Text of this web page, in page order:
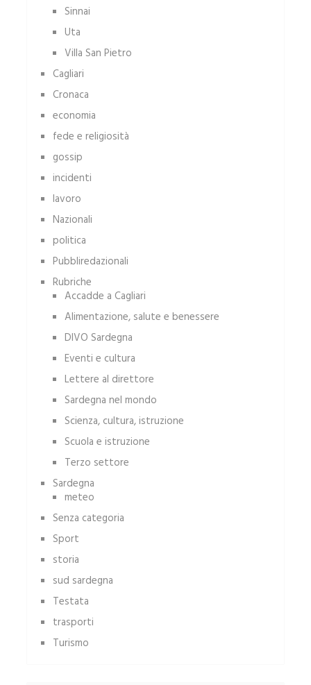
Sinnai
Uta
Villa San Pietro
Cagliari
Cronaca
economia
fede e religiosità
gossip
incidenti
lavoro
Nazionali
politica
Pubbliredazionali
Rubriche
Accadde a Cagliari
Alimentazione, salute e benessere
DIVO Sardegna
Eventi e cultura
Lettere al direttore
Sardegna nel mondo
Scienza, cultura, istruzione
Scuola e istruzione
Terzo settore
Sardegna
meteo
Senza categoria
Sport
storia
sud sardegna
Testata
trasporti
Turismo